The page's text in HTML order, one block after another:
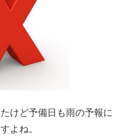
けど予備日も雨の予報に
よね。